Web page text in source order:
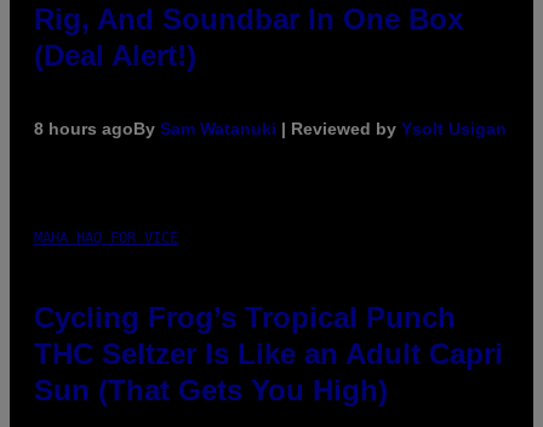
Rig, And Soundbar In One Box
(Deal Alert!)
8 hours agoBy Sam Watanuki | Reviewed by Ysolt Usigan
MAHA HAQ FOR VICE
Cycling Frog’s Tropical Punch
THC Seltzer Is Like an Adult Capri
Sun (That Gets You High)